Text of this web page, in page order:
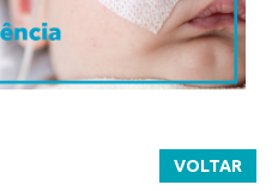
VOLTAR